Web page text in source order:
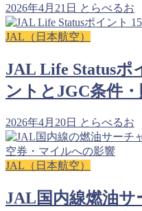
2026年4月21日 とらべるお
JAL（日本航空）
JAL Life Statusポ
ントとJGC条件
2026年4月20日 とらべるお
JAL（日本航空）
JAL国内線燃油